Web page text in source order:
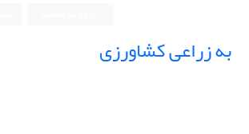
به زراعی کشاورزی